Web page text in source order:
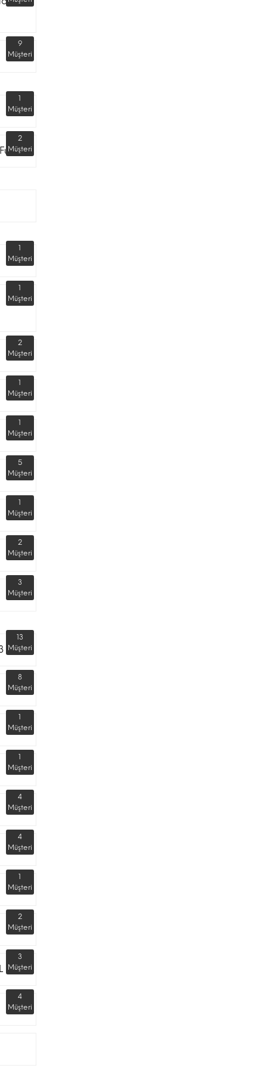
9
Müşteri
1
Müşteri
2
Müşteri
1
Müşteri
1
Müşteri
2
Müşteri
1
Müşteri
1
Müşteri
5
Müşteri
1
Müşteri
2
Müşteri
3
Müşteri
13
Müşteri
8
Müşteri
1
Müşteri
1
Müşteri
4
Müşteri
4
Müşteri
1
Müşteri
2
Müşteri
3
Müşteri
4
Müşteri